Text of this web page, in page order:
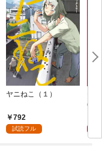
ヤニねこ（１）
792
試読フル
6・